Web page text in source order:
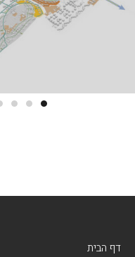
דף הבית